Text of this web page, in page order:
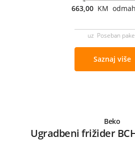
663,00 KM odmah
uz Poseban
Saznaj više
Beko
Ugradbeni frižider